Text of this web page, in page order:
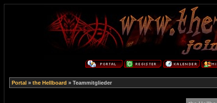
Portal » the Hellboard » Teammitglieder